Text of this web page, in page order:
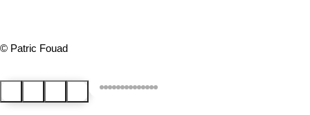
© Patric Fouad
Fortsetzen
Weiter